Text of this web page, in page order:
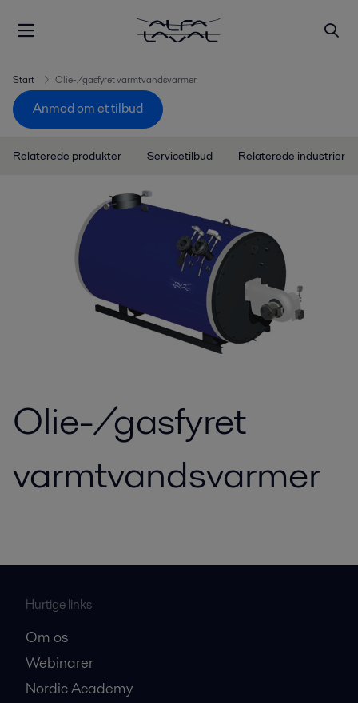
Start Olie-/gasfyret varmtvandsvarmer
Anmod om et tilbud
Relaterede produkter Servicetilbud Relaterede industrier
Olie-/gasfyret
varmtvandsvarmer
Hurtige links
Om os
Webinarer
Nordic Academy